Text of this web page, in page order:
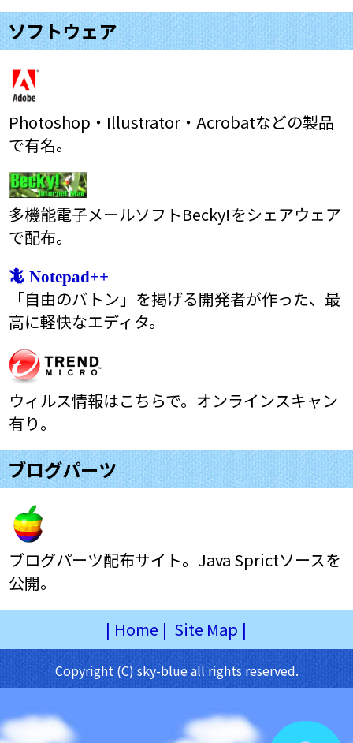
ソフトウェア
Photoshop・Illustrator・Acrobatなどの製品
で有名。
多機能電子メールソフトBecky!をシェアウェア
で配布。
🦎 Notepad++
「自由のバトン」を掲げる開発者が作った、最
高に軽快なエディタ。
ウィルス情報はこちらで。オンラインスキャン
有り。
ブログパーツ
ブログパーツ配布サイト。Java Sprictソースを
公開。
| Home | Site Map |
Copyright (C) sky-blue all rights reserved.